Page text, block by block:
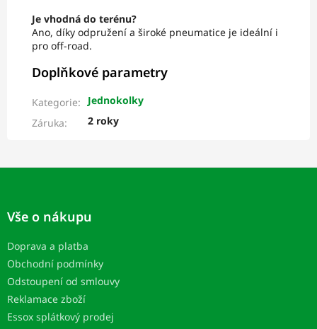
Je vhodná do terénu?
Ano, díky odpružení a široké pneumatice je ideální i
pro off-road.
Doplňkové parametry
Kategorie:
Jednokolky
Záruka: 2 roky
Z
Vše o nákupu
Doprava a platba
Obchodní podmínky
Odstoupení od smlouvy
Reklamace zboží
Essox splátkový prodej